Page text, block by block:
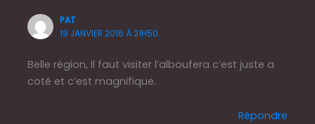
PAT
19 JANVIER 2016 À 21H50
Belle région, il faut visiter l’alboufera c’est juste a
coté et c’est magnifique.
Répondre